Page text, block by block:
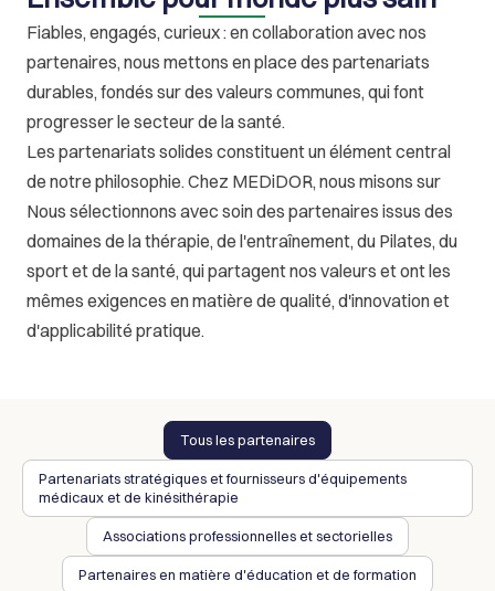
Fiables, engagés, curieux : en collaboration avec nos
partenaires, nous mettons en place des partenariats
durables, fondés sur des valeurs communes, qui font
progresser le secteur de la santé.
Les partenariats solides constituent un élément central
Nous sélectionnons avec soin des partenaires issus des
domaines de la thérapie, de l'entraînement, du Pilates, du
sport et de la santé, qui partagent nos valeurs et ont les
mêmes exigences en matière de qualité, d'innovation et
d'applicabilité pratique.
Tous les partenaires
Partenariats stratégiques et fournisseurs d'équipements
médicaux et de kinésithérapie
Associations professionnelles et sectorielles
Partenaires en matière d'éducation et de formation